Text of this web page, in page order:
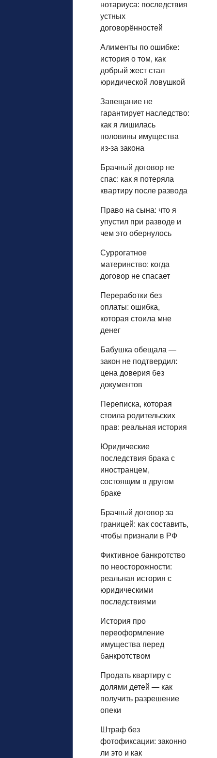
нотариуса: последствия
устных
договорённостей
Алименты по ошибке:
история о том, как
добрый жест стал
юридической ловушкой
Завещание не
гарантирует наследство:
как я лишилась
половины имущества
из‑за закона
Брачный договор не
спас: как я потеряла
квартиру после развода
Право на сына: что я
упустил при разводе и
чем это обернулось
Суррогатное
материнство: когда
договор не спасает
Переработки без
оплаты: ошибка,
которая стоила мне
денег
Бабушка обещала —
закон не подтвердил:
цена доверия без
документов
Переписка, которая
стоила родительских
прав: реальная история
Юридические
последствия брака с
иностранцем,
состоящим в другом
браке
Брачный договор за
границей: как составить,
чтобы признали в РФ
Фиктивное банкротство
по неосторожности:
реальная история с
юридическими
последствиями
История про
переоформление
имущества перед
банкротством
Продать квартиру с
долями детей — как
получить разрешение
опеки
Штраф без
фотофиксации: законно
ли это и как